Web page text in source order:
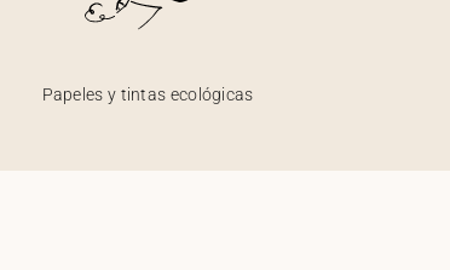
Papeles y tintas ecológicas